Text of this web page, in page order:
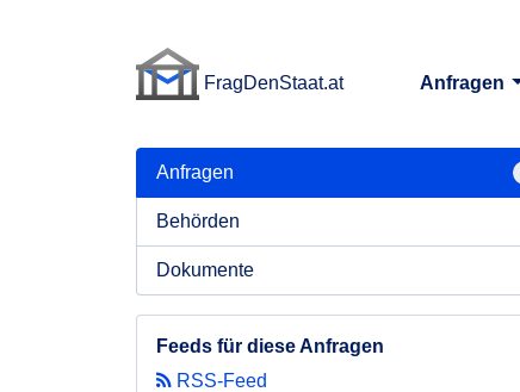
FragDenStaat.at
Anfragen
Anfragen
Behörden
Dokumente
Feeds für diese Anfragen
RSS-Feed